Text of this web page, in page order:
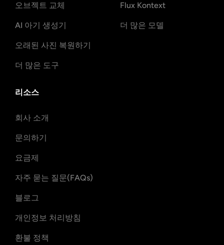
오브젝트 교체
AI 아기 생성기
오래된 사진 복원하기
더 많은 도구
Flux Kontext
더 많은 모델
리소스
회사 소개
문의하기
요금제
자주 묻는 질문(FAQs)
블로그
개인정보 처리방침
환불 정책